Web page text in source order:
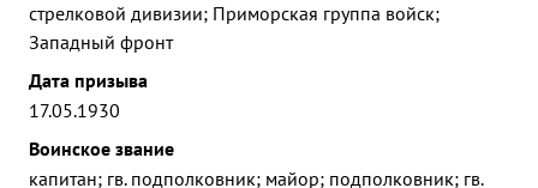
стрелковой дивизии; Приморская группа войск;
Западный фронт
Дата призыва
17.05.1930
Воинское звание
капитан; гв. подполковник; майор; подполковник; гв.